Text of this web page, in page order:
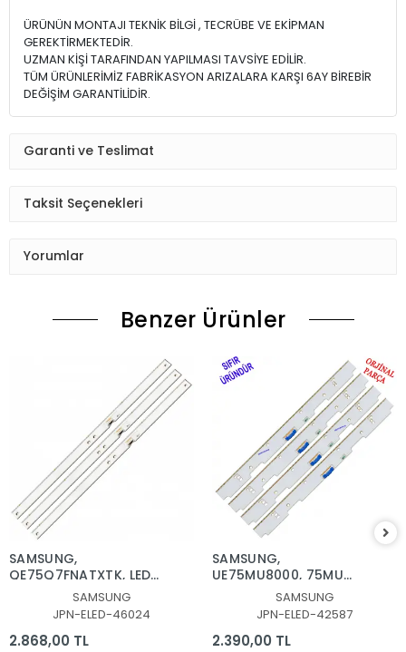
ÜRÜNÜN MONTAJI TEKNİK BİLGİ , TECRÜBE VE EKİPMAN
GEREKTİRMEKTEDİR.
UZMAN KİŞİ TARAFINDAN YAPILMASI TAVSİYE EDİLİR.
TÜM ÜRÜNLERİMİZ FABRİKASYON ARIZALARA KARŞI 6AY BİREBİR
DEĞİŞİM GARANTİLİDİR.
Garanti ve Teslimat
Taksit Seçenekleri
Yorumlar
Benzer Ürünler
SAMSUNG,
QE75Q7FNATXTK, LED
BAR, BACKLIGHT, BN96-
46024A, CY-
QN075FLAV3H, V8Q7-
750SM0-R1
SAMSUNG
JPN-ELED-46024
2.868,00 TL
SAMSUNG,
UE75MU8000, 75MU
7.8.9-51EA-171018, LED
BAR, BN96-42587A,
BN96-42588A
SAMSUNG
JPN-ELED-42587
2.390,00 TL